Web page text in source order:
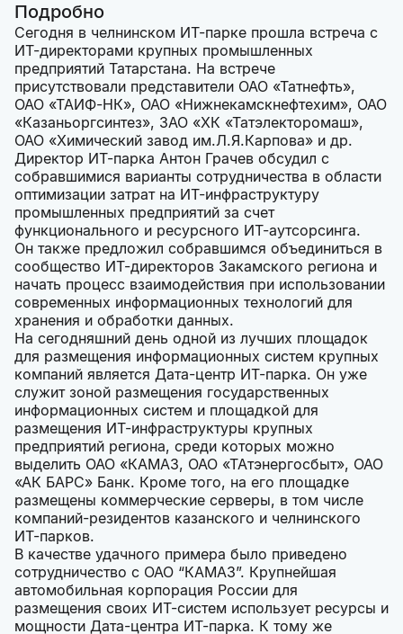
Подробно
Сегодня в челнинском ИТ-парке прошла встреча с
ИТ-директорами крупных промышленных
предприятий Татарстана. На встрече
присутствовали представители ОАО «Татнефть»,
ОАО «ТАИФ-НК», ОАО «Нижнекамскнефтехим», ОАО
«Казаньоргсинтез», ЗАО «ХК «Татэлекторомаш»,
ОАО «Химический завод им.Л.Я.Карпова» и др.
Директор ИТ-парка Антон Грачев обсудил с
собравшимися варианты сотрудничества в области
оптимизации затрат на ИТ-инфраструктуру
промышленных предприятий за счет
функционального и ресурсного ИТ-аутсорсинга.
Он также предложил собравшимся объединиться в
сообщество ИТ-директоров Закамского региона и
начать процесс взаимодействия при использовании
современных информационных технологий для
хранения и обработки данных.
На сегодняшний день одной из лучших площадок
для размещения информационных систем крупных
компаний является Дата-центр ИТ-парка. Он уже
служит зоной размещения государственных
информационных систем и площадкой для
размещения ИТ-инфраструктуры крупных
предприятий региона, среди которых можно
выделить ОАО «КАМАЗ, ОАО «ТАтэнергосбыт», ОАО
«АК БАРС» Банк. Кроме того, на его площадке
размещены коммерческие серверы, в том числе
компаний-резидентов казанского и челнинского
ИТ-парков.
В качестве удачного примера было приведено
сотрудничество с ОАО “КАМАЗ”. Крупнейшая
автомобильная корпорация России для
размещения своих ИТ-систем использует ресурсы и
мощности Дата-центра ИТ-парка. К тому же